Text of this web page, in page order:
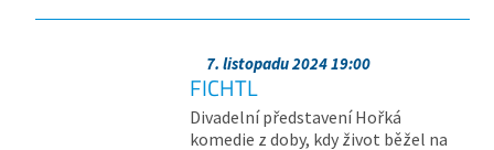
7. listopadu 2024 19:00
FICHTL
Divadelní představení Hořká
komedie z doby, kdy život běžel na